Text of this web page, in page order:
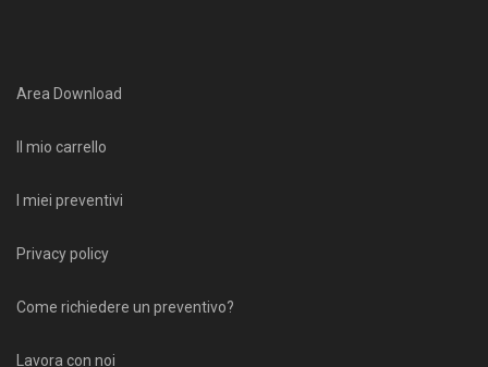
Area Download
Il mio carrello
I miei preventivi
Privacy policy
Come richiedere un preventivo?
Lavora con noi